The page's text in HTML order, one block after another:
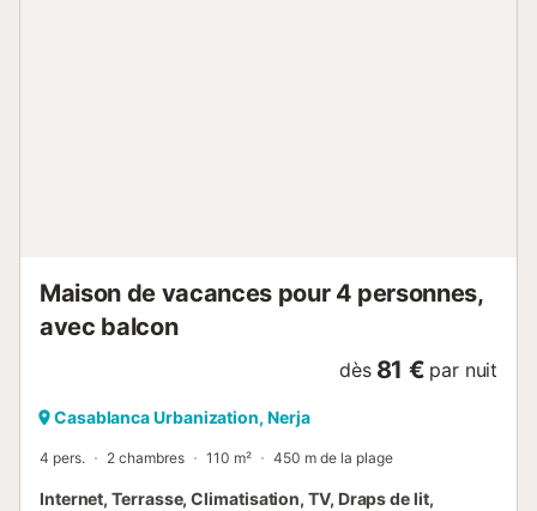
Maison de vacances pour 4 personnes,
avec balcon
dès 81 € par nuit
Casablanca Urbanization, Nerja
4 pers. 2 chambres 110 m² 450 m de la plage
Internet, Terrasse, Climatisation, TV, Draps de lit,